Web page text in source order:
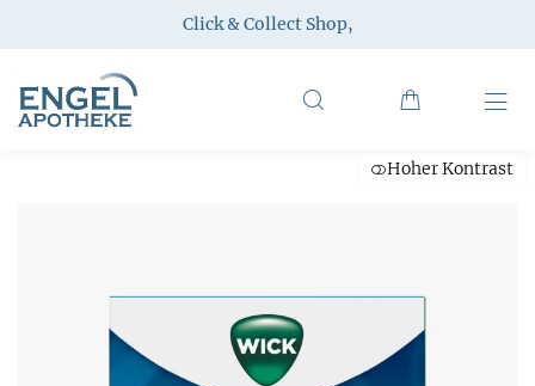
Click & Collect Shop,
Hoher Kontrast